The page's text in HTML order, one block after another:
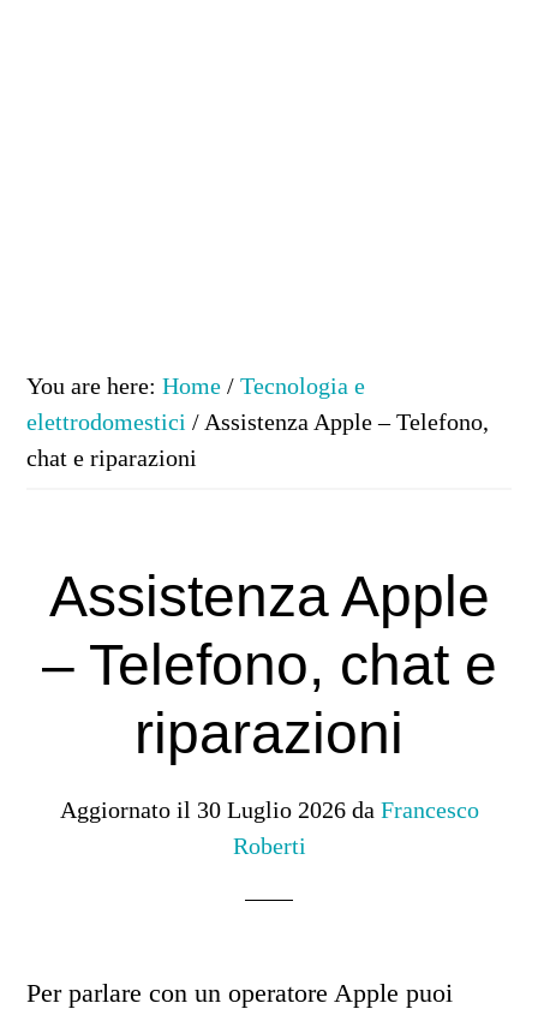
You are here:Home / Tecnologia e
elettrodomestici / Assistenza Apple – Telefono,
chat e riparazioni
Assistenza Apple
– Telefono, chat e
riparazioni
Aggiornato il 30 Luglio 2026da Francesco
Roberti
Per parlare con un operatore Apple puoi